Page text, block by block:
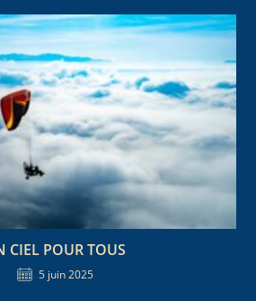
CIEL POUR TOUS
5 juin 2025